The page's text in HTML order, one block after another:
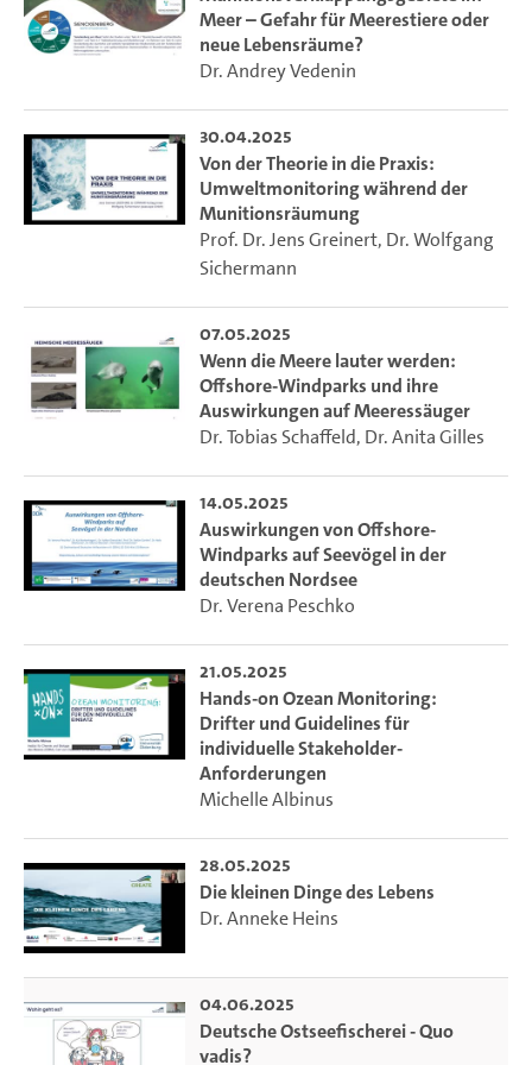
die EU die internationalen Abkommen erfüllt. Genaue
Schutzmaßnahmen sind allerdings nur für einen Bruchteil
dieser Gebiete festgeschrieben.
nachhaltige Nutzung mariner Räume" der Deutschen
Allianz für Meeresforschung (DAM) untersucht im
nunmehr dritten Jahr die Auswirkungen der zunehmenden
Nutzung der Meere und die Entwicklung von
Schutzkonzepten und Handlungsoptionen für eine
beispielsweise in der Fischerei.
In unserer Ringvorlesung berichten wir aus der Mission
über Hintergründe und Ergebnisse unserer Arbeit. Einzelne
Aspekte werden durch in sich abgeschlossene Vorträge
Dabei wird ein breites Spektrum von der Energiewende in
Nord- und Ostsee über Klimawandel an der Küste und den
Schutz der Biodiversität bis hin zu Gefahren durch
Munitionsaltlasten im Meer thematisiert.
Meer – Gefahr für Meerestiere oder
neue Lebensräume?
Dr. Andrey Vedenin
30.04.2025
Von der Theorie in die Praxis:
Umweltmonitoring während der
Munitionsräumung
Prof. Dr. Jens Greinert, Dr. Wolfgang
Sichermann
07.05.2025
Wenn die Meere lauter werden:
Offshore-Windparks und ihre
Auswirkungen auf Meeressäuger
Dr. Tobias Schaffeld, Dr. Anita Gilles
14.05.2025
Auswirkungen von Offshore-
Windparks auf Seevögel in der
deutschen Nordsee
Dr. Verena Peschko
21.05.2025
Hands-on Ozean Monitoring:
Drifter und Guidelines für
individuelle Stakeholder-
Anforderungen
Michelle Albinus
28.05.2025
Die kleinen Dinge des Lebens
Dr. Anneke Heins
04.06.2025
Deutsche Ostseefischerei - Quo
vadis?